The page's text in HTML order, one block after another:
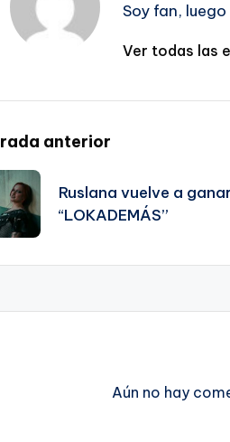
Soy fan,
Ver todas las
anterior
Ruslana vuelve a
“LOKADEMÁS”
Aún no hay